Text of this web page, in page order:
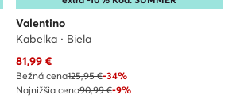
Valentino
Kabelka · Biela
Aktuálna cena
81,99€
Bežná cena125,95 €-34%
Najnižšia cena90,99 €-9%